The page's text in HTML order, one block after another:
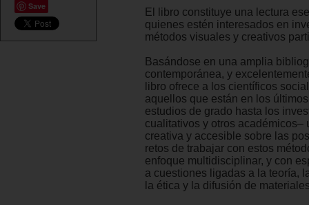
Save
El libro constituye una lectura
quienes estén interesados en
métodos visuales y creativos
Basándose en una amplia
contemporánea, y
libro ofrece a los científicos
aquellos que están en los
estudios de grado hasta los
cualitativos y otros académicos–
creativa y accesible sobre las
retos de trabajar con estos
enfoque multidisciplinar, y con
a cuestiones ligadas a la teoría,
la ética y la difusión de